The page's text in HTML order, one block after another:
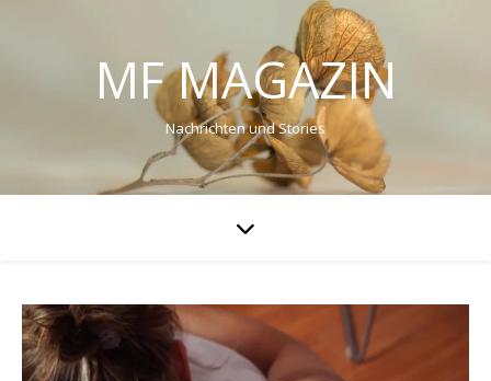
MF MAGAZIN
Nachrichten und Stories